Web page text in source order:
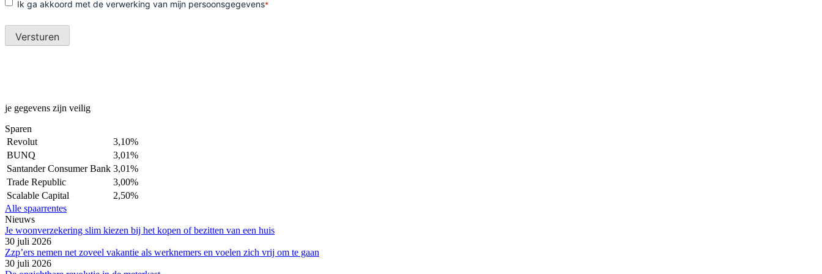
je gegevens zijn veilig
Sparen
Revolut
3,10%
BUNQ
3,01%
Santander Consumer Bank 3,01%
Trade Republic
3,00%
Scalable Capital
2,50%
Alle spaarrentes
Nieuws
Je woonverzekering slim kiezen bij het kopen of bezitten van een huis
30 juli 2026
Zzp’ers nemen net zoveel vakantie als werknemers en voelen zich vrij om te gaan
30 juli 2026